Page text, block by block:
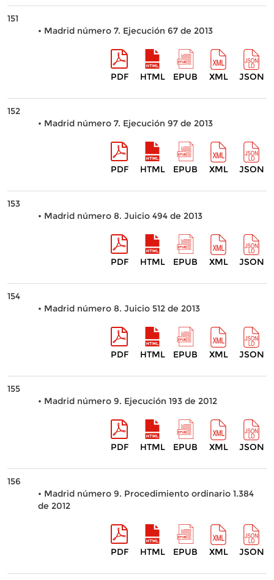
151
• Madrid número 7. Ejecución 67 de 2013
PDF HTML EPUB XML JSON
152
• Madrid número 7. Ejecución 97 de 2013
PDF HTML EPUB XML JSON
153
• Madrid número 8. Juicio 494 de 2013
PDF HTML EPUB XML JSON
154
• Madrid número 8. Juicio 512 de 2013
PDF HTML EPUB XML JSON
155
• Madrid número 9. Ejecución 193 de 2012
PDF HTML EPUB XML JSON
156
• Madrid número 9. Procedimiento ordinario 1.384
de 2012
PDF HTML EPUB XML JSON